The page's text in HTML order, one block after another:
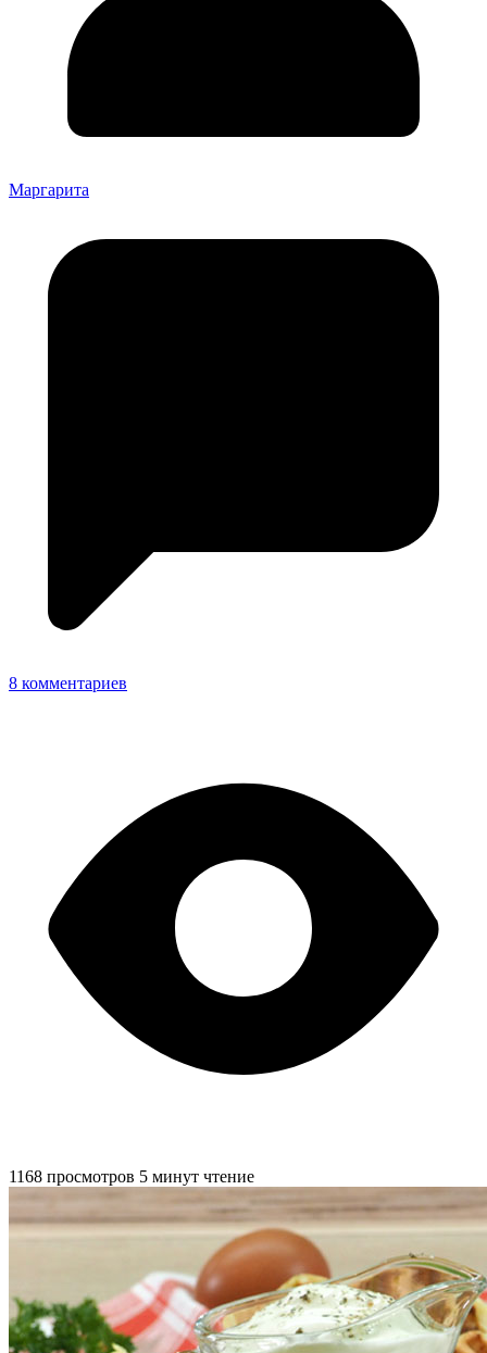
Маргарита
8 комментариев
1168 просмотров 5 минут чтение